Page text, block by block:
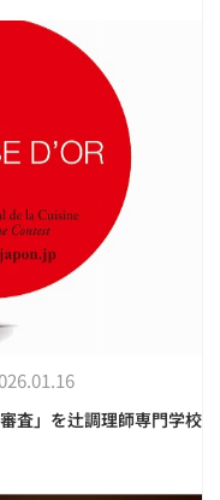
査」を辻調理師専門学校